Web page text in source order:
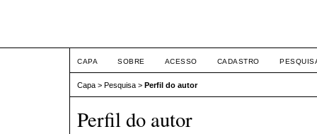
CAPA SOBRE ACESSO CADASTRO
Capa > Pesquisa > Perfil do autor
Perfil do autor